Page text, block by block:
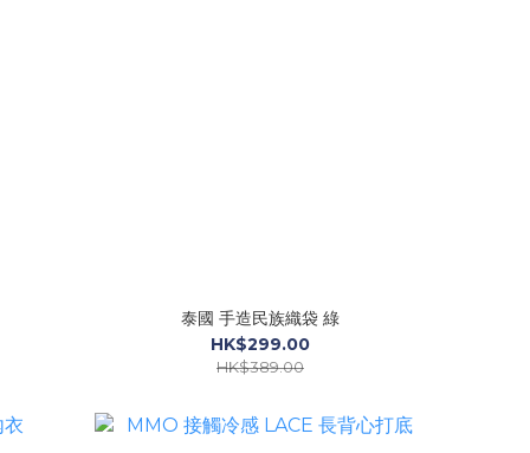
泰國 手造民族織袋 綠
HK$299.00
HK$389.00